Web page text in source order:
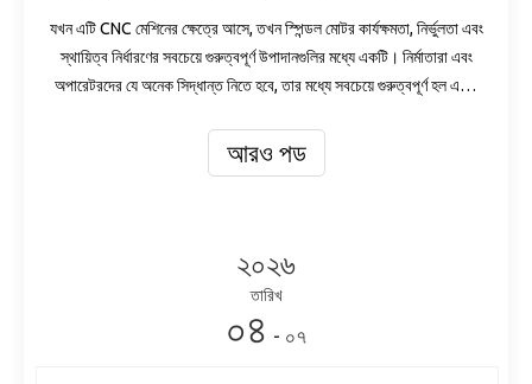
যখন এটি CNC মেশিনের ক্ষেত্রে আসে, তখন স্পিন্ডল মোটর কার্যক্ষমতা, নির্ভুলতা এবং
স্থায়িত্ব নির্ধারণের সবচেয়ে গুরুত্বপূর্ণ উপাদানগুলির মধ্যে একটি। নির্মাতারা এবং
অপারেটরদের যে অনেক সিদ্ধান্ত নিতে হবে, তার মধ্যে সবচেয়ে গুরুত্বপূর্ণ হল এয়ার
আরও পড
২০২৬
তারিখ
০৪ - ০৭